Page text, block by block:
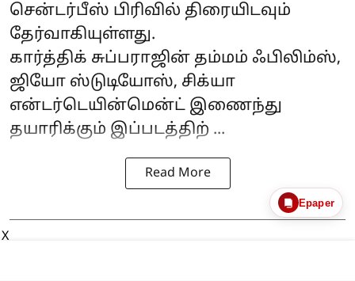
சென்டர்பீஸ் பிரிவில் திரையிடவும்
தேர்வாகியுள்ளது.
கார்த்திக் சுப்பராஜின் தம்மம் ஃபிலிம்ஸ்,
ஜியோ ஸ்டுடியோஸ், சிக்யா
என்டர்டெயின்மென்ட் இணைந்து
தயாரிக்கும் இப்படத்திற் ...
Read More
Epaper
X